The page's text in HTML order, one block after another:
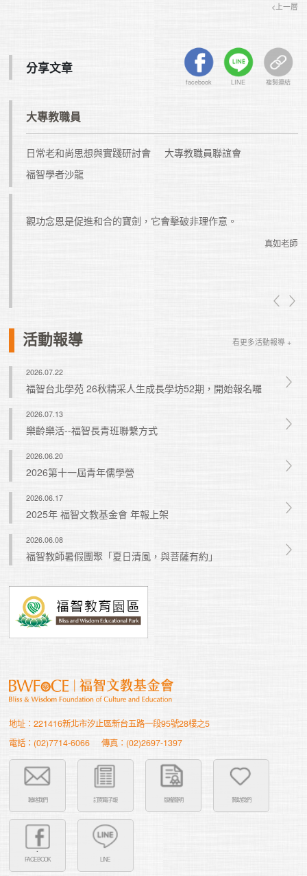
大專教職員
日常老和尚思想與實踐研討會
大專教職員聯誼會
福智學者沙龍
分享文章
facebook LINE 複製連結
<上一層
觀功念恩是促進和合的寶劍，它會擊破非理作意。
真如老師
活動報導 看更多活動報導 +
2026.07.22
福智台北學苑 26秋精采人生成長學坊52期，開始報名囉
2026.07.13
樂齡樂活--福智長青班聯繫方式
2026.06.20
2026第十一屆青年儒學營
2026.06.17
2025年 福智文教基金會 年報上架
2026.06.08
福智教師暑假團聚「夏日清風，與菩薩有約」
地址：221416新北市汐止區新台五路一段95號28樓之5
電話：(02)7714-6066
傳真：(02)2697-1397
聯絡我們 訂閱電子報 版權聲明 贊助我們
FACEBOOK LINE